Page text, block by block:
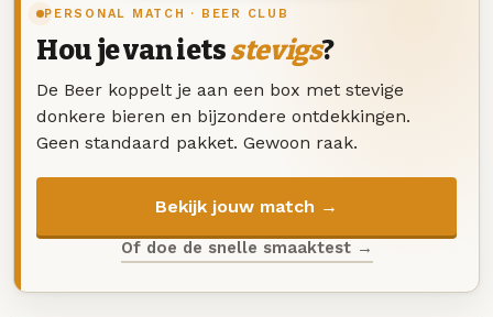
PERSONAL MATCH · BEER CLUB
Hou je van ietsstevigs?
De Beer koppelt je aan een box met stevige
donkere bieren en bijzondere ontdekkingen.
Geen standaard pakket. Gewoon raak.
Bekijk jouw match →
Of doe de snelle smaaktest →